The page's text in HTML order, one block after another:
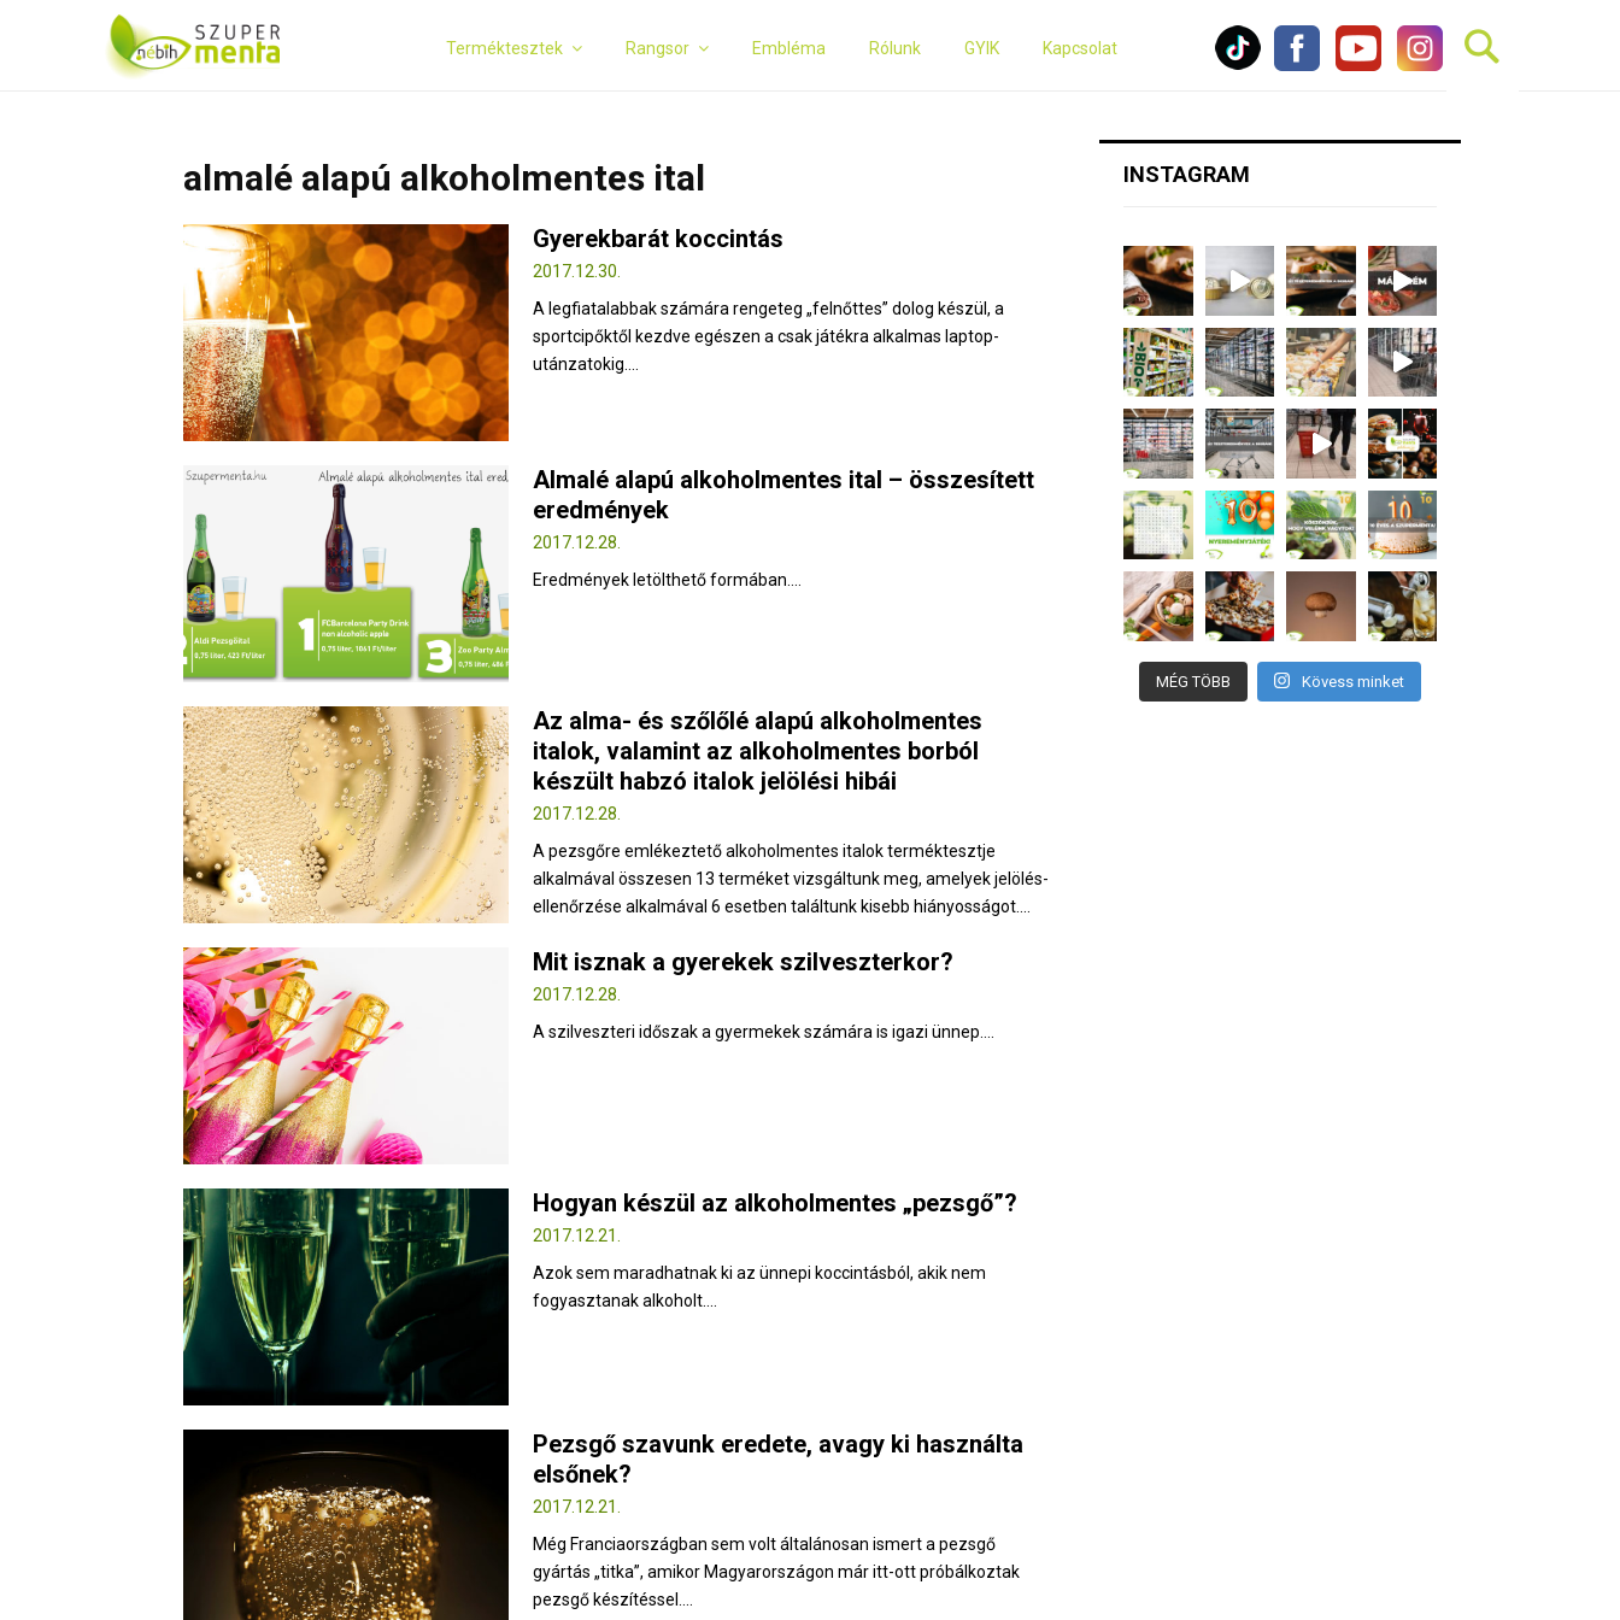
Terméktesztek Rangsor Embléma Rólunk GYIK Kapcsolat
almalé alapú alkoholmentes ital
Gyerekbarát koccintás
2017.12.30.
A legfiatalabbak számára rengeteg „felnőttes” dolog készül, a
sportcipőktől kezdve egészen a csak játékra alkalmas laptop-
utánzatokig....
Almalé alapú alkoholmentes ital – összesített
eredmények
2017.12.28.
Eredmények letölthető formában....
Az alma- és szőlőlé alapú alkoholmentes
italok, valamint az alkoholmentes borból
készült habzó italok jelölési hibái
2017.12.28.
A pezsgőre emlékeztető alkoholmentes italok terméktesztje
alkalmával összesen 13 terméket vizsgáltunk meg, amelyek jelölés-
ellenőrzése alkalmával 6 esetben találtunk kisebb hiányosságot....
Mit isznak a gyerekek szilveszterkor?
2017.12.28.
A szilveszteri időszak a gyermekek számára is igazi ünnep....
Hogyan készül az alkoholmentes „pezsgő”?
2017.12.21.
Azok sem maradhatnak ki az ünnepi koccintásból, akik nem
fogyasztanak alkoholt....
Pezsgő szavunk eredete, avagy ki használta
elsőnek?
2017.12.21.
Még Franciaországban sem volt általánosan ismert a pezsgő
gyártás „titka”, amikor Magyarországon már itt-ott próbálkoztak
pezsgő készítéssel....
INSTAGRAM
MÉG TÖBB Kövess minket